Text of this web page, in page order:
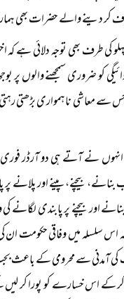
کر دینے والے حضرات بھی
طرف بھی توجہ دلائی ہے کہ
کو ضروری سمجھنے والوں پر
جس سے معاشی ناہمواری
تو انہوں نے آتے ہی دو آرڈر
بیچنے، پینے اور پلانے پر
اور بیچنے پر پابندی
اس سلسلہ میں وفاقی حکومت
آمدنی سے محرومی کے باعث
کے اس خسارے کو پورا کر